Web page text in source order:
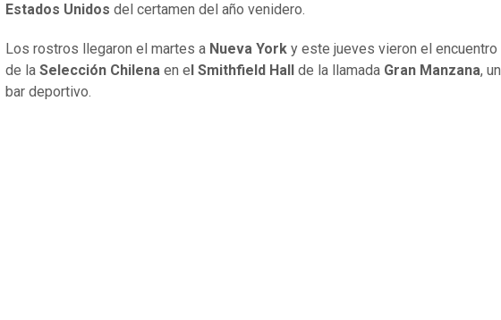
Estados Unidos del certamen del año venidero.
Los rostros llegaron el martes a Nueva York y este jueves vieron el encuentro
de la Selección Chilena en e l Smithfield Hall de la llamada Gran Manzana, un
bar deportivo.